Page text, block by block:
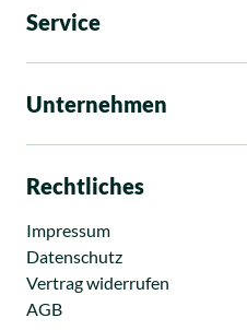
Service
So funktioniert es
Kosten
Rechtsgebiete
Ratgeber
Unternehmen
Über uns
Standorte
Presse
Karriere
Rechtliches
Impressum
Datenschutz
Vertrag widerrufen
AGB